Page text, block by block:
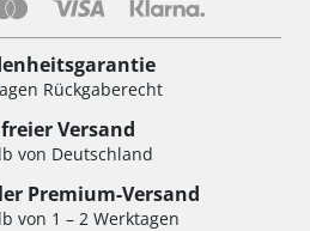
Rückgaberecht
Versand
von Deutschland
Premium-Versand
von 1 – 2 Werktagen